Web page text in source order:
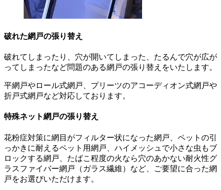
破れた網戸の張り替え
破れてしまったり、穴が開いてしまった、たるんで穴が広が
ってしまったなど問題のある網戸の張り替えをいたします。
平網戸やロール式網戸、プリーツのアコーディオン式網戸や
折戸式網戸など対応しております。
特殊ネット網戸の張り替え
花粉症対策に網目がフィルター状になった網戸、ペットの引
っかきに耐えるペット用網戸、ハイメッシュで小さな虫もブ
ロックする網戸、たばこ程度の火なら穴のあかない耐火性グ
ラスファイバー網戸（ガラス繊維）など、ご要望に合った網
戸をお選びいただけます。